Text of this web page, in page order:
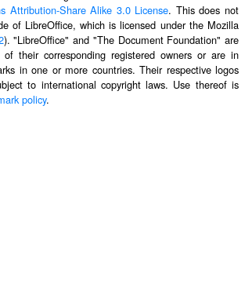
Attribution-Share Alike 3.0 License. This does not
of LibreOffice, which is licensed under the Mozilla
). "LibreOffice" and "The Document Foundation" are
of their corresponding registered owners or are in
in one or more countries. Their respective logos
to international copyright laws. Use thereof is
policy.